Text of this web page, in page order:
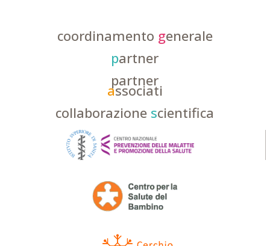
coordinamento generale
partner
partner
associati
collaborazione scientifica